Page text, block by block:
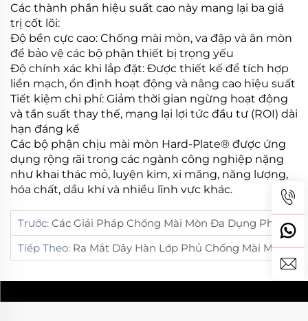
Các thành phần hiệu suất cao này mang lại ba giá
trị cốt lõi:
Độ bền cực cao: Chống mài mòn, va đập và ăn mòn
để bảo vệ các bộ phận thiết bị trọng yếu
Độ chính xác khi lắp đặt: Được thiết kế để tích hợp
liền mạch, ổn định hoạt động và nâng cao hiệu suất
Tiết kiệm chi phí: Giảm thời gian ngừng hoạt động
và tần suất thay thế, mang lại lợi tức đầu tư (ROI) dài
hạn đáng kể
Các bộ phận chịu mài mòn Hard-Plate® được ứng
dụng rộng rãi trong các ngành công nghiệp nặng
như khai thác mỏ, luyện kim, xi măng, năng lượng,
hóa chất, dầu khí và nhiều lĩnh vực khác.
Trước: Các Giải Pháp Chống Mài Mòn Đa Dụng Phục Vụ Nhiều Ngành Công Nghiệp Nặng
Tiếp Theo: Ra Mắt Dây Hàn Lớp Phủ Chống Mài Mòn Hiệu Suất Cao